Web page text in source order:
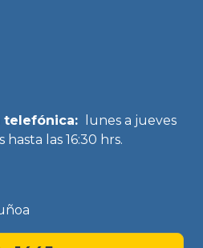
telefónica:
lunes a jueves
hasta las 16:30 hrs.